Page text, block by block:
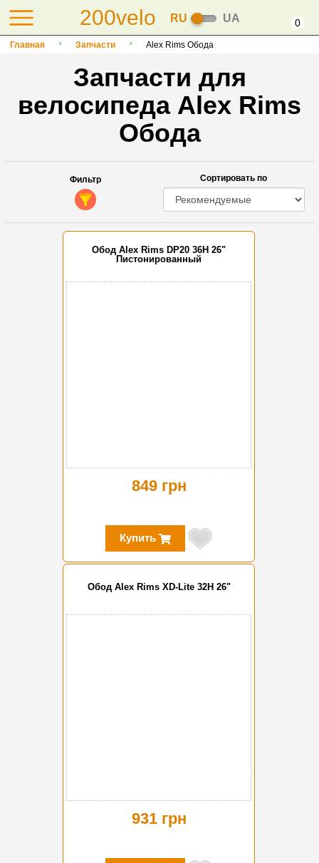
200velo RU UA 0
Главная Запчасти Alex Rims Обода
Запчасти для
велосипеда Alex Rims
Обода
Фильтр Сортировать по
Обод Alex Rims DP20 36H 26"
Пистонированный
849 грн
Купить
Обод Alex Rims XD-Lite 32H 26"
931 грн